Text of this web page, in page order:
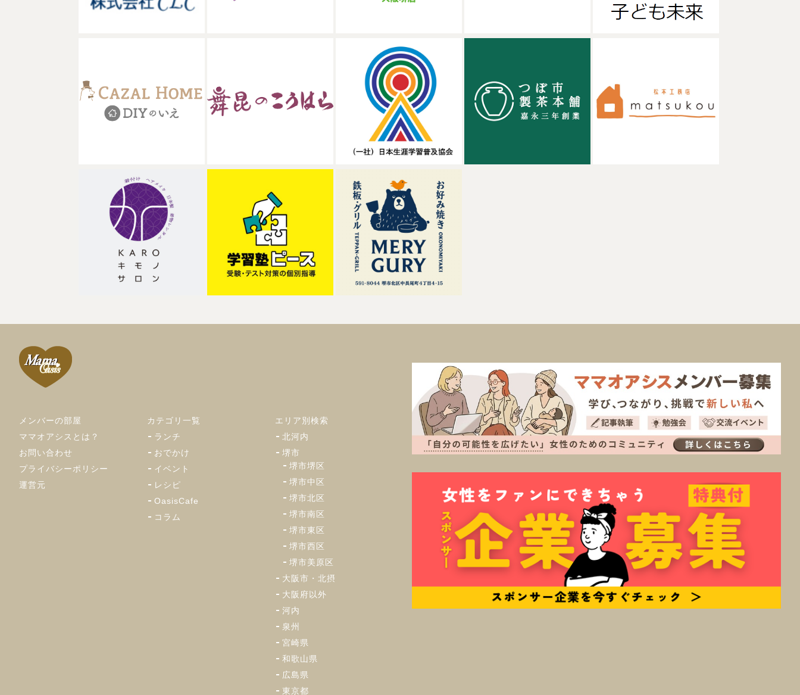
メンバーの部屋
ママオアシスとは？
お問い合わせ
プライバシーポリシー
運営元
カテゴリ一覧
ランチ
おでかけ
イベント
レシピ
OasisCafe
コラム
エリア別検索
北河内
堺市
堺市堺区
堺市中区
堺市北区
堺市南区
堺市東区
堺市西区
堺市美原区
大阪市・北摂
大阪府以外
河内
泉州
宮崎県
和歌山県
広島県
東京都